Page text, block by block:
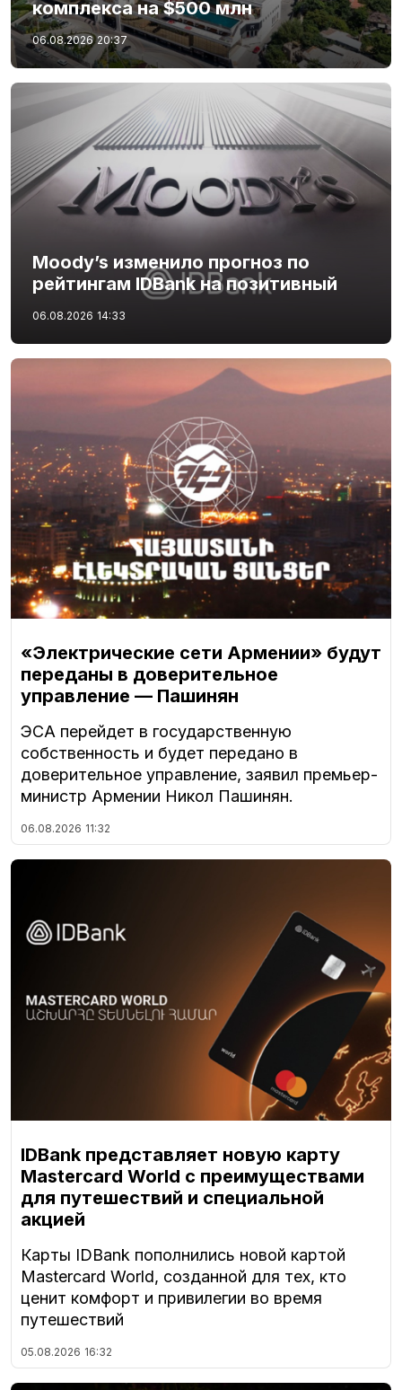
комплекса на $500 млн
06.08.2026 20:37
Moody’s изменило прогноз по
рейтингам IDBank на позитивный
06.08.2026 14:33
«Электрические сети Армении» будут
переданы в доверительное
управление — Пашинян
ЭСА перейдет в государственную
собственность и будет передано в
доверительное управление, заявил премьер-
министр Армении Никол Пашинян.
06.08.2026 11:32
IDBank представляет новую карту
Mastercard World с преимуществами
для путешествий и специальной
акцией
Карты IDBank пополнились новой картой
Mastercard World, созданной для тех, кто
ценит комфорт и привилегии во время
путешествий
05.08.2026 16:32